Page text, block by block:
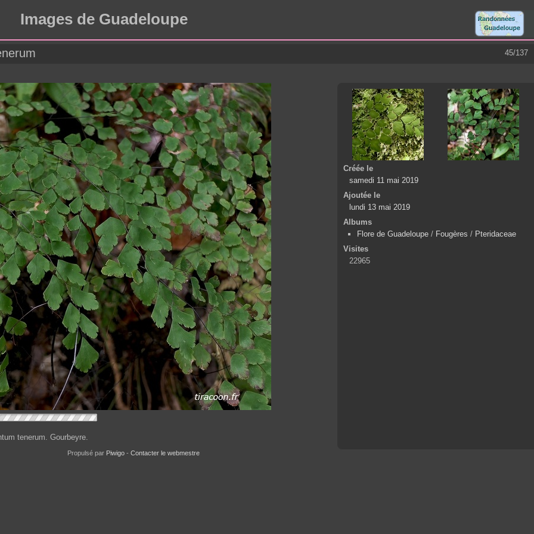
Images de Guadeloupe
45/137
tenerum. Gourbeyre.
Créée le
samedi 11 mai 2019
Ajoutée le
lundi 13 mai 2019
Albums
Flore de Guadeloupe / Fougères / Pteridaceae
Visites
22965
Propulsé par Piwigo - Contacter le webmestre